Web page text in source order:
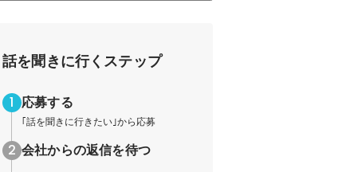
話を聞きに行くステップ
応募する
｢話を聞きに行きたい｣から応募
会社からの返信を待つ